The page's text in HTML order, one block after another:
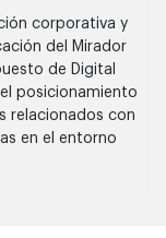
corporativa y
del Mirador
de Digital
posicionamiento
relacionados con
en el entorno